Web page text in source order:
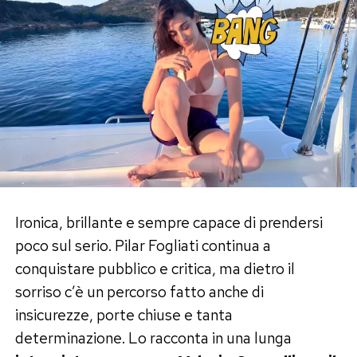
Unito, dalla Corea del Sud, dall’India, dalla
Francia, dal Brasile e dagli altri principali mercati
mondiali. Proprio il risultato cinese alimenta
l’ottimismo degli analisti.
SecondoVariety, se il passaparola dovesse
mantenersi ai livelli dell’esordio,Spider-Man:
Brand New Dayavrebbe tutte le carte in regola
per avvicinarsi addirittura ai2 miliardi di dollari
d’incasso complessivo.
L’Odissea non crolla e continua la
sua corsa
Il confronto conL’Odisseanon racconta però
una sconfitta per Christopher Nolan. Il kolossal
Ironica, brillante e sempre capace di prendersi
poco sul serio. Pilar Fogliati continua a
conquistare pubblico e critica, ma dietro il
sorriso c’è un percorso fatto anche di
insicurezze, porte chiuse e tanta
determinazione. Lo racconta in una lunga